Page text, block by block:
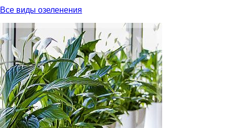
Все виды озеленения